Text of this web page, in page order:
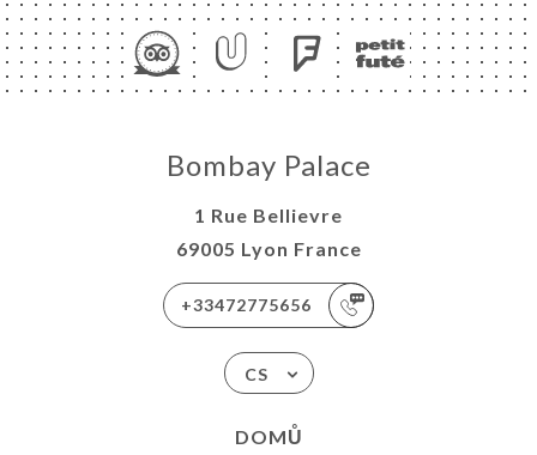
Bombay Palace
1 Rue Bellievre
69005 Lyon France
+33472775656
CS
DOMŮ